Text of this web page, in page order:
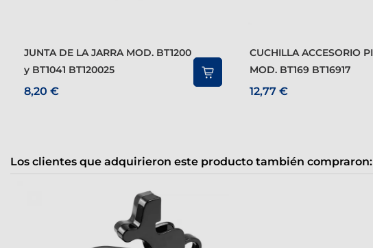
JUNTA DE LA JARRA MOD. BT1200
y BT1041 BT120025
8,20 €
CUCHILLA ACCESORIO PICADOR
MOD. BT169 BT16917
12,77 €
Los clientes que adquirieron este producto también compraron: